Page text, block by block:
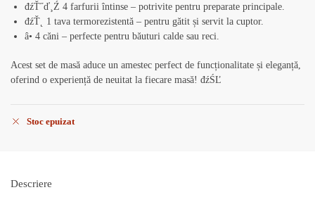
đźŤ˝ď¸Ź 4 farfurii întinse – potrivite pentru preparate principale.
đźŤ˛ 1 tava termorezistentă – pentru gătit și servit la cuptor.
â• 4 căni – perfecte pentru băuturi calde sau reci.
Acest set de masă aduce un amestec perfect de funcționalitate și eleganță,
oferind o experiență de neuitat la fiecare masă! đźŚĽ
Stoc epuizat
Descriere